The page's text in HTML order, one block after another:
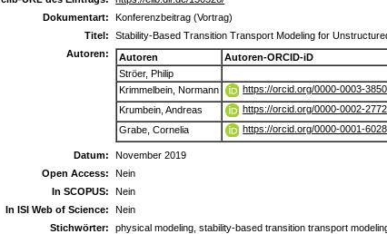
Dokumentart:
Konferenzbeitrag (Vortrag)
Titel:
Stability-Based Transition Transport Modeling for
Autoren:
Autoren
Autoren-ORCID-iD
Ströer, Philip
Krimmelbein, Normann
https://orcid.org/0000-0003-
Krumbein, Andreas
https://orcid.org/0000-0002-
Grabe, Cornelia
https://orcid.org/0000-0001-
Datum:
November 2019
Open Access:
Nein
In SCOPUS:
Nein
In ISI Web of Science:
Nein
Stichwörter:
physical modeling, stability-based transition transport